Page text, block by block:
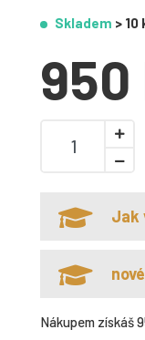
Skladem >
950
Jak
Nákupem získáš